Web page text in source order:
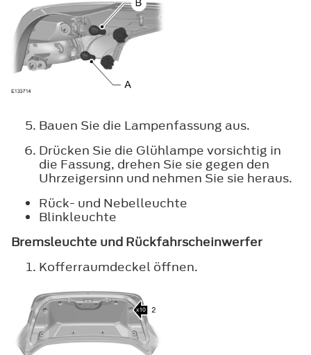
Bauen Sie die Lampenfassung aus.
Drücken Sie die Glühlampe vorsichtig in
die Fassung, drehen Sie sie gegen den
Uhrzeigersinn und nehmen Sie sie heraus.
Rück- und Nebelleuchte
Blinkleuchte
Bremsleuchte und Rückfahrscheinwerfer
Kofferraumdeckel öffnen.